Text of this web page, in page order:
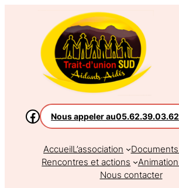
Nous appeler au05.62.39.03.62
AccueilL’association
Rencontres et actions
Nous contacter